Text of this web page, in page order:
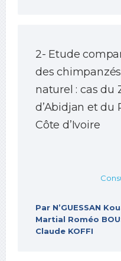
2- Etude
des
naturel : cas du
d’Abidjan et du
Côte d’Ivoire
Par N’GUESSAN
Martial Roméo
Claude KOFFI